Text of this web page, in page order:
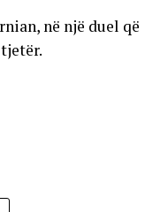
në një duel që